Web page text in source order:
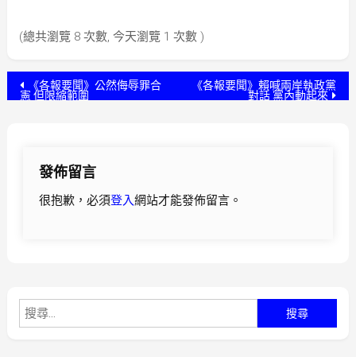
(總共瀏覽 8 次數, 今天瀏覽 1 次數 )
文 《各報要聞》公然侮辱罪合
憲 但限縮範圍
《各報要聞》賴喊兩岸執政黨
對話 黨內動起來
發佈留言
很抱歉，必須登入網站才能發佈留言。
尋